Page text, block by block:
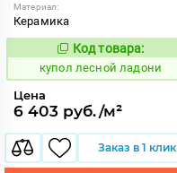
Материал:
Керамика
849542
Код товара:
купол лесной ладони
Цена
6 403 руб./м²
Заказ в 1 клик